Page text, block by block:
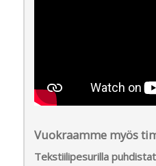
Vuokraamme myös
Tekstiilipesurilla